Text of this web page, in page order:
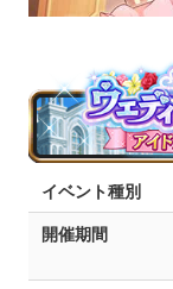
イベント種別
開催期間